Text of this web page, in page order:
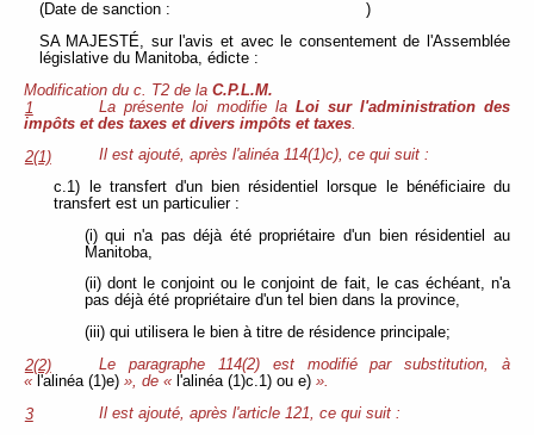
(Date de sanction : )
SA MAJESTÉ, sur l'avis et avec le consentement de l'Assemblée
législative du Manitoba, édicte :
Modification du c. T2 de la C.P.L.M.
1
La présente loi modifie la Loi sur l'administration des
impôts et des taxes et divers impôts et taxes
2(1)
Il est ajouté, après l'alinéa 114(1)c), ce qui suit :
c.1) le transfert d'un bien résidentiel lorsque le bénéficiaire du
transfert est un particulier :
(i) qui n'a pas déjà été propriétaire d'un bien résidentiel au
Manitoba,
(ii) dont le conjoint ou le conjoint de fait, le cas échéant, n'a
pas déjà été propriétaire d'un tel bien dans la province,
(iii) qui utilisera le bien à titre de résidence principale;
2(2)
Le paragraphe 114(2) est modifié par substitution, à
« l'alinéa (1)e) », de « l'alinéa (1)c.1) ou e) ».
3
Il est ajouté, après l'article 121, ce qui suit :